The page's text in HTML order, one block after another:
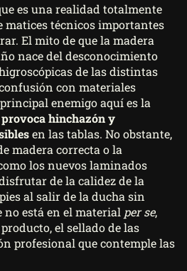
es una realidad totalmente
matices técnicos importantes
El mito de que la madera
nace del desconocimiento
de las distintas
con materiales
enemigo aquí es la
provoca hinchazón y
en las tablas. No obstante,
madera correcta o la
los nuevos laminados
de la calidez de la
al salir de la ducha sin
no está en el material per se,
el sellado de las
profesional que contemple las